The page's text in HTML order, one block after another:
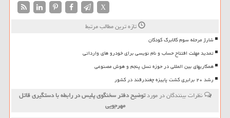
X
تازه ترین مطالب مرتبط
شارژ مرحله سوم کالابرگ کودکان
تمدید مهلت افتتاح حساب و نام نویسی برای خودرو های وارداتی
همکاریهای بین المللی در حوزه نسل پنجم و هوش مصنوعی
رشد ۲۰ برابری کشت پاییزه چغندرقند در کشور
نظرات بینندگان در موردتوضیح دفتر سخنگوی پلیس در رابطه با دستگیری قاتل
مهرجویی